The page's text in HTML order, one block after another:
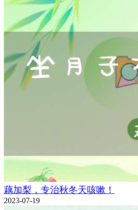
藕加梨，专治秋冬天咳嗽！
2023-07-19